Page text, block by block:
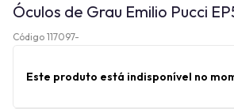
Óculos de Grau Emilio Pucci
Código 117097-
Este produto está indisponível no